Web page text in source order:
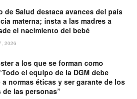
de Salud destaca avances del país
materna; insta a las madres a
el nacimiento del bebé
2026
a los que se forman como
el equipo de la DGM debe
a normas éticas y ser garante de los
de las personas”